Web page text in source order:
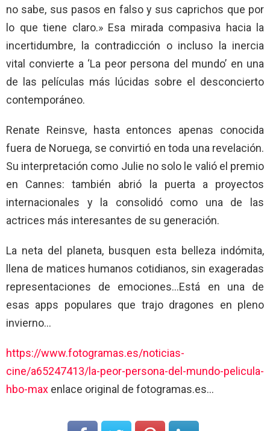
no sabe, sus pasos en falso y sus caprichos que por
lo que tiene claro.» Esa mirada compasiva hacia la
incertidumbre, la contradicción o incluso la inercia
vital convierte a ‘La peor persona del mundo’ en una
de las películas más lúcidas sobre el desconcierto
contemporáneo.
Renate Reinsve, hasta entonces apenas conocida
fuera de Noruega, se convirtió en toda una revelación.
Su interpretación como Julie no solo le valió el premio
en Cannes: también abrió la puerta a proyectos
internacionales y la consolidó como una de las
actrices más interesantes de su generación.
La neta del planeta, busquen esta belleza indómita,
llena de matices humanos cotidianos, sin exageradas
representaciones de emociones…Está en una de
esas apps populares que trajo dragones en pleno
invierno…
https://www.fotogramas.es/noticias-
cine/a65247413/la-peor-persona-del-mundo-pelicula-
hbo-max enlace original de fotogramas.es…